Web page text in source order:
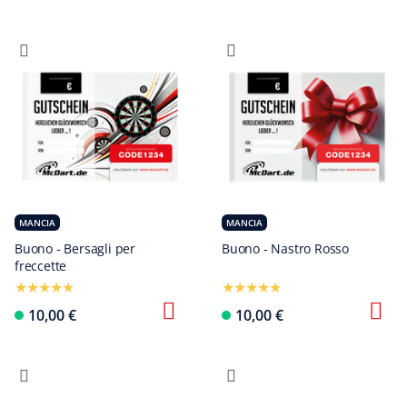
MANCIA
Buono - Bersagli per
freccette
10,00 € Configura ora
MANCIA
Buono - Nastro Rosso
10,00 €